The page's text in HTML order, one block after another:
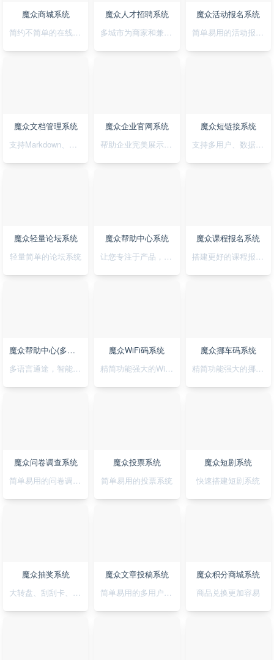
魔众商城系统
简约不简单的在线商城系统
魔众人才招聘系统
多城市为商家和兼职者的提供精准对接平台
魔众活动报名系统
简单易用的活动报名系统
魔众文档管理系统
支持Markdown、图表、脑图、富文本的文档管理系统
魔众企业官网系统
帮助企业完美展示自己的形象
魔众短链接系统
支持多用户、数据统计、API对接的短链接系统
魔众轻量论坛系统
轻量简单的论坛系统
魔众帮助中心系统
让您专注于产品，无需为帮助中心的建设担忧
魔众课程报名系统
搭建更好的课程报名系统
魔众帮助中心(多语言)系统
多语言通途，智能助您，轻松搭建无障碍帮助系统
魔众WiFi码系统
精简功能强大的WiFi码小程序
魔众挪车码系统
精简功能强大的挪车码小程序
魔众问卷调查系统
简单易用的问卷调查系统
魔众投票系统
简单易用的投票系统
魔众短剧系统
快速搭建短剧系统
魔众抽奖系统
大转盘、刮刮卡、积分、红包一站全搞定
魔众文章投稿系统
简单易用的多用户文章投稿系统
魔众积分商城系统
商品兑换更加容易